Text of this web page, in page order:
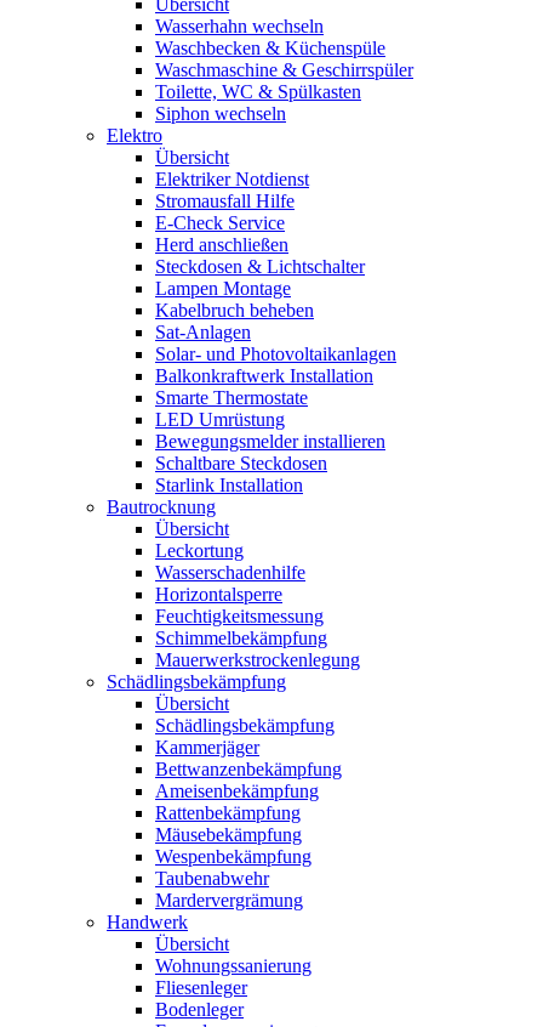
Übersicht
Wasserhahn wechseln
Waschbecken & Küchenspüle
Waschmaschine & Geschirrspüler
Toilette, WC & Spülkasten
Siphon wechseln
Elektro
Übersicht
Elektriker Notdienst
Stromausfall Hilfe
E-Check Service
Herd anschließen
Steckdosen & Lichtschalter
Lampen Montage
Kabelbruch beheben
Sat-Anlagen
Solar- und Photovoltaikanlagen
Balkonkraftwerk Installation
Smarte Thermostate
LED Umrüstung
Bewegungsmelder installieren
Schaltbare Steckdosen
Starlink Installation
Bautrocknung
Übersicht
Leckortung
Wasserschadenhilfe
Horizontalsperre
Feuchtigkeitsmessung
Schimmelbekämpfung
Mauerwerkstrockenlegung
Schädlingsbekämpfung
Übersicht
Schädlingsbekämpfung
Kammerjäger
Bettwanzenbekämpfung
Ameisenbekämpfung
Rattenbekämpfung
Mäusebekämpfung
Wespenbekämpfung
Taubenabwehr
Mardervergrämung
Handwerk
Übersicht
Wohnungssanierung
Fliesenleger
Bodenleger